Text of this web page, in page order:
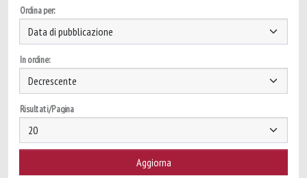
Ordina per:
In ordine:
Risultati/Pagina